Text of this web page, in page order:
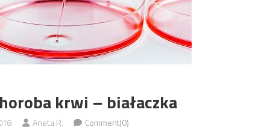
krwi – białaczka
Aneta R. Comment(0)